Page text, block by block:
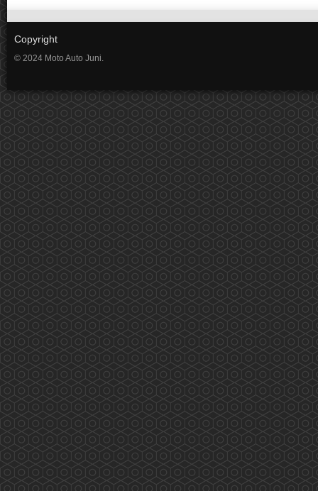
Copyright
© 2024 Moto Auto Juni.